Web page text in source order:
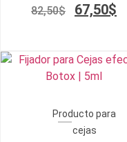
82,50$ 67,50$
Producto para
cejas